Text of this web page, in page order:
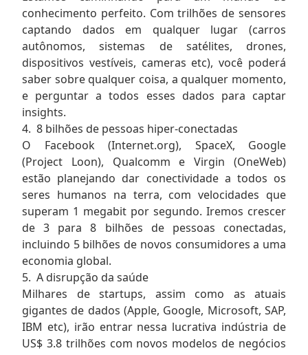
conhecimento perfeito. Com trilhões de sensores
captando dados em qualquer lugar (carros
autônomos, sistemas de satélites, drones,
dispositivos vestíveis, cameras etc), você poderá
saber sobre qualquer coisa, a qualquer momento,
e perguntar a todos esses dados para captar
insights.
4. 8 bilhões de pessoas hiper-conectadas
O Facebook (Internet.org), SpaceX, Google
(Project Loon), Qualcomm e Virgin (OneWeb)
estão planejando dar conectividade a todos os
seres humanos na terra, com velocidades que
superam 1 megabit por segundo. Iremos crescer
de 3 para 8 bilhões de pessoas conectadas,
incluindo 5 bilhões de novos consumidores a uma
economia global.
5. A disrupção da saúde
Milhares de startups, assim como as atuais
gigantes de dados (Apple, Google, Microsoft, SAP,
IBM etc), irão entrar nessa lucrativa indústria de
US$ 3.8 trilhões com novos modelos de negócios